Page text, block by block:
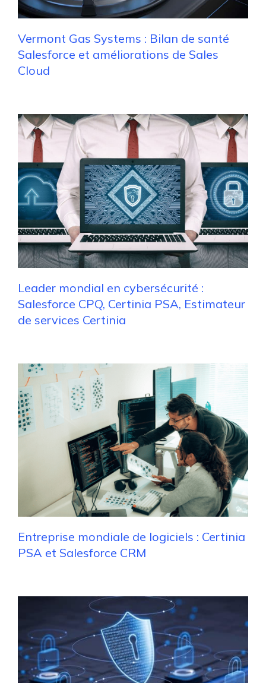
Vermont Gas Systems : Bilan de santé
Salesforce et améliorations de Sales
Cloud
Leader mondial en cybersécurité :
Salesforce CPQ, Certinia PSA, Estimateur
de services Certinia
Entreprise mondiale de logiciels : Certinia
PSA et Salesforce CRM